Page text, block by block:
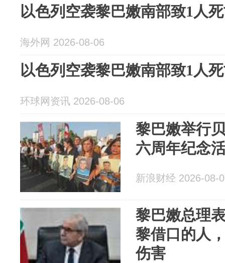
以色列空袭黎巴嫩南部致1人
海外网 2026-08-06
以色列空袭黎巴嫩南部致1人
环球网资讯 2026-08-06
黎巴嫩举行
六周年纪念
新浪财经 2026-08-
黎巴嫩总理
黎借口的人
伤害